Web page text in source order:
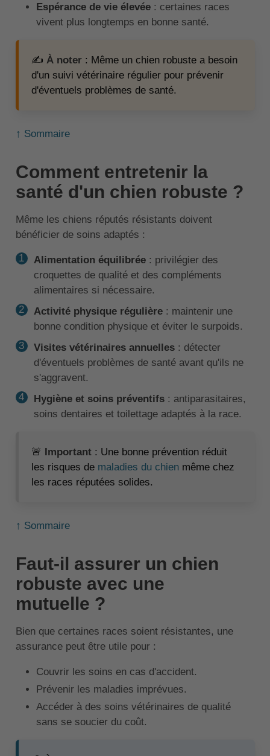
Espérance de vie élevée: certaines races
vivent plus longtemps en bonne santé.
✍️ À noter: Même un chien robuste a besoin
d'un suivi vétérinaire régulier pour prévenir
d'éventuels problèmes de santé.
↑ Sommaire
Comment entretenir la
santé d'un chien robuste ?
Même les chiens réputés résistants doivent
bénéficier de soins adaptés :
Alimentation équilibrée: privilégier des
croquettes de qualité et des compléments
alimentaires si nécessaire.
Activité physique régulière: maintenir une
bonne condition physique et éviter le surpoids.
Visites vétérinaires annuelles: détecter
d'éventuels problèmes de santé avant qu'ils ne
s'aggravent.
Hygiène et soins préventifs: antiparasitaires,
soins dentaires et toilettage adaptés à la race.
🚨 Important: Une bonne prévention réduit
les risques de maladies du chienmême chez
les races réputées solides.
↑ Sommaire
Faut-il assurer un chien
robuste avec une
mutuelle ?
Bien que certaines races soient résistantes, une
assurance peut être utile pour :
Couvrir les soins en cas d'accident.
Prévenir les maladies imprévues.
Accéder à des soins vétérinaires de qualité
sans se soucier du coût.